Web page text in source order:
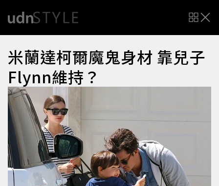
米蘭達柯爾魔鬼身材 靠兒子
Flynn維持？